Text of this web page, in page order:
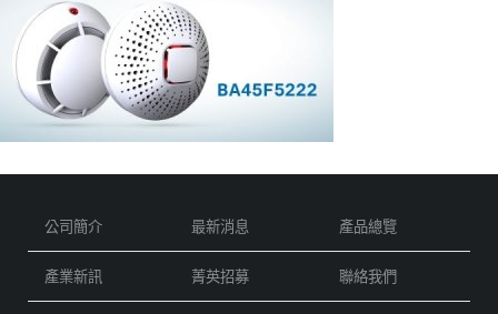
公司簡介 最新消息 產品總覽
產業新訊 菁英招募 聯絡我們